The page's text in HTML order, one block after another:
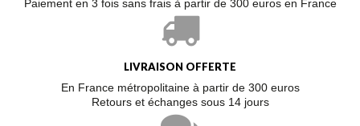
Paiement en 3 fois sans frais à partir de 300 euros en France
LIVRAISON OFFERTE
En France métropolitaine à partir de 300 euros
Retours et échanges sous 14 jours